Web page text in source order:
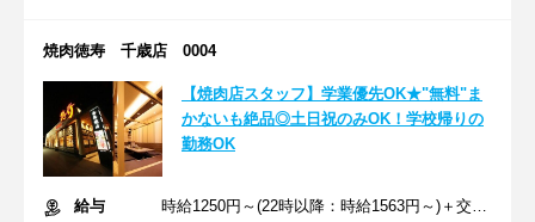
焼肉徳寿 千歳店 0004
【焼肉店スタッフ】学業優先OK★"無料"ま
かないも絶品◎土日祝のみOK！学校帰りの
勤務OK
給与
時給1250円～(22時以降：時給1563円～)＋交通費